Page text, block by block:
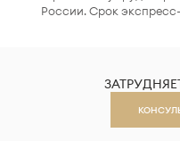
России. Срок